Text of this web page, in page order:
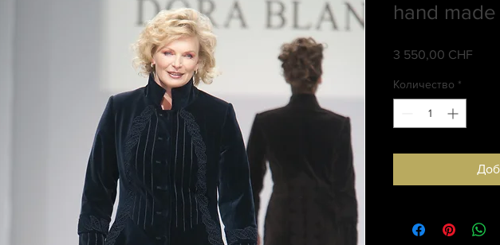
hand
3 550,00 CHF
Количество *